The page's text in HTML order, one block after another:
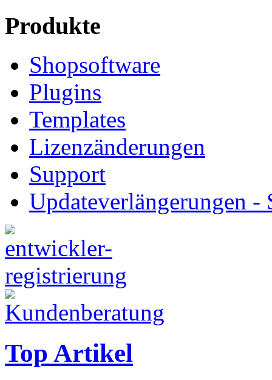
Produkte
Shopsoftware
Plugins
Templates
Lizenzänderungen
Support
Updateverlängerungen -
Top Artikel